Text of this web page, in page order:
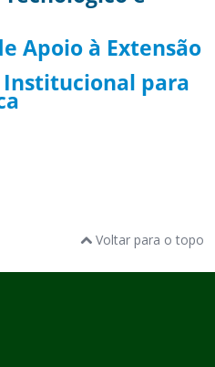
Apoio à Extensão
Institucional para
Voltar para o topo